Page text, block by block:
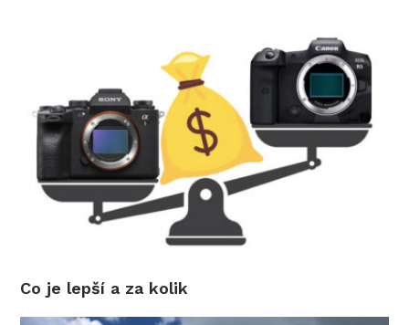
Co je lepší a za kolik